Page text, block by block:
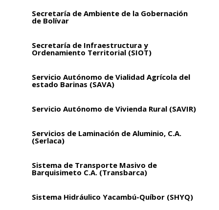
Secretaría de Ambiente de la Gobernación
de Bolívar
Secretaría de Infraestructura y
Ordenamiento Territorial (SIOT)
Servicio Autónomo de Vialidad Agrícola del
estado Barinas (SAVA)
Servicio Autónomo de Vivienda Rural (SAVIR)
Servicios de Laminación de Aluminio, C.A.
(Serlaca)
Sistema de Transporte Masivo de
Barquisimeto C.A. (Transbarca)
Sistema Hidráulico Yacambú-Quíbor (SHYQ)